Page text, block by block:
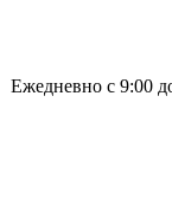
Ежедневно с 9:00